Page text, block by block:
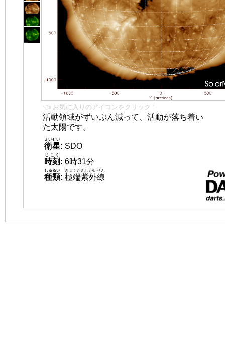
👈 お気に入りのアイコンをクリック！
活動領域がずいぶん減って、活動が落ち着い
た太陽です。
衛星
えいせい
: SDO
時刻
じこく
: 6時31分
種類
しゅるい
: 極端紫外線
きょくたんしがいせん